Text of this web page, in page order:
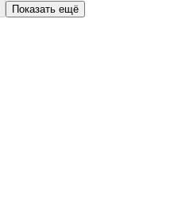
Показать ещё